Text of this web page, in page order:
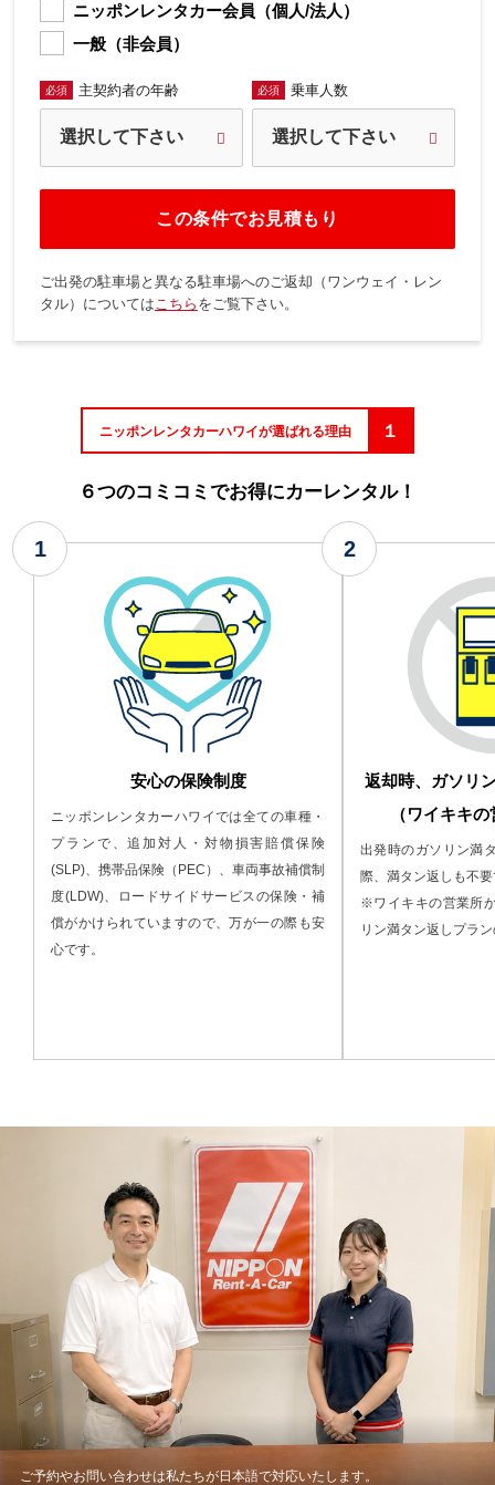
ニッポンレンタカー会員（個人/法人）
一般（非会員）
必須 主契約者の年齢 必須 乗車人数
この条件でお見積もり
ご出発の駐車場と異なる駐車場へのご返却（ワンウェイ・レン
タル）についてはこちら をご覧下さい。
ニッポンレンタカーハワイが選ばれる理由 １
６つのコミコミでお得にカーレンタル！
1
安心の保険制度
ニッポンレンタカーハワイでは全ての車種・
プランで、追加対人・対物損害賠償保険
(SLP)、携帯品保険（PEC）、車両事故補償制
度(LDW)、ロードサイドサービスの保険・補
償がかけられていますので、万が一の際も安
心です。
2
返却時、ガソリ
（ワイキキ
出発時のガソリン満
際、満タン返しも不
※ワイキキの営業所
リン満タン返しプラ
ご予約やお問い合わせは私たちが日本語で対応いたします。